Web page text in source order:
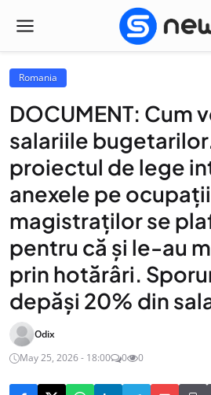
Romania
DOCUMENT: Cum
salariile
proiectul de lege
anexele pe
magistraților se
pentru că și le-au
prin hotărâri.
depăși 20% din
Odix
May 25, 2026 - 18:00
0 0